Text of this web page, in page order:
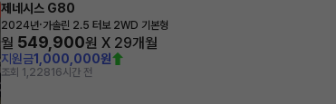
제네시스 G80
2024년·가솔린 2.5 터보 2WD 기본형
월 549,900원 X 29개월
지원금1,000,000원
조회 1,22816시간 전